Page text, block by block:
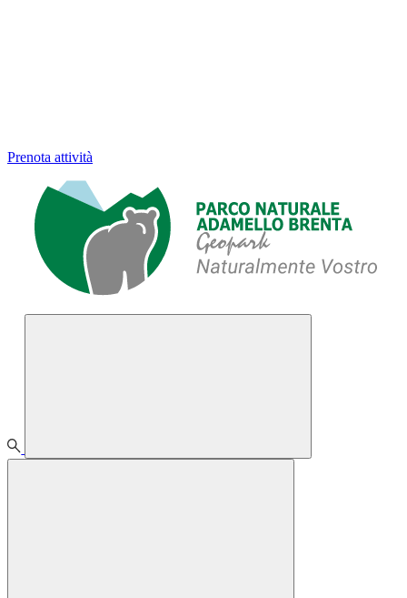
Prenota attività